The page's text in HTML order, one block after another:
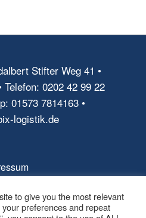
Stifter Weg 41 •
Telefon: 0202 42 99 22
01573 7814163 •
logistik.de
to give you the most relevant
preferences and repeat